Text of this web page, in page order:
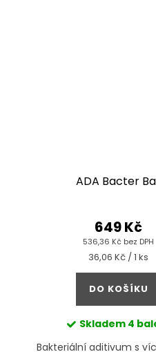
ADA Bacter
536,36 Kč bez DPH
649 Kč
Měrná
cena:
36,06 Kč / 1 ks
DO KOŠÍKU
Skladem 4
Bakteriální aditivum s